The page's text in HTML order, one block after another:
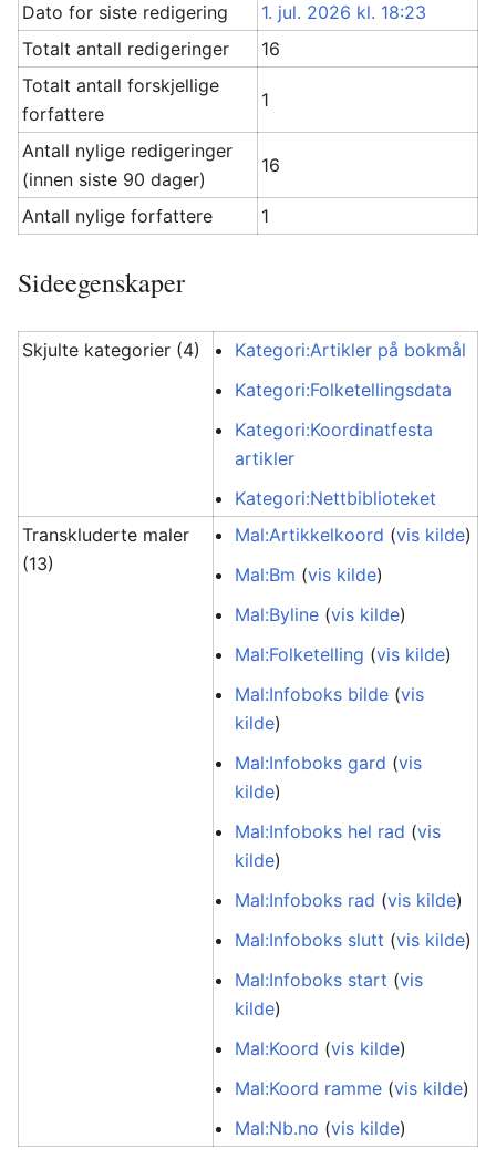
Dato for siste redigering
1. jul. 2026 kl. 18:23
Totalt antall redigeringer
16
Totalt antall forskjellige
forfattere
1
Antall nylige redigeringer
(innen siste 90 dager)
16
Antall nylige forfattere 1
Sideegenskaper
Skjulte kategorier (4)
Kategori:Artikler på bokmål
Kategori:Folketellingsdata
Kategori:Koordinatfesta
artikler
Kategori:Nettbiblioteket
Transkluderte maler
(13)
Mal:Artikkelkoord (vis kilde)
Mal:Bm (vis kilde)
Mal:Byline (vis kilde)
Mal:Folketelling (vis kilde)
Mal:Infoboks bilde (vis
kilde)
Mal:Infoboks gard (vis
kilde)
Mal:Infoboks hel rad (vis
kilde)
Mal:Infoboks rad (vis kilde)
Mal:Infoboks slutt (vis kilde)
Mal:Infoboks start (vis
kilde)
Mal:Koord (vis kilde)
Mal:Koord ramme (vis kilde)
Mal:Nb.no (vis kilde)